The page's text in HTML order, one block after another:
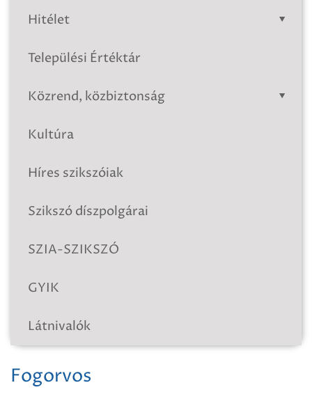
Hitélet
Települési Értéktár
Közrend, közbiztonság
Kultúra
Híres szikszóiak
Szikszó díszpolgárai
SZIA-SZIKSZÓ
GYIK
Látnivalók
Fogorvos